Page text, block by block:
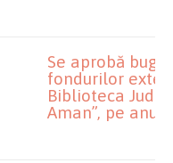
Se aprobă
fondurilor
Biblioteca
Aman”, pe anul